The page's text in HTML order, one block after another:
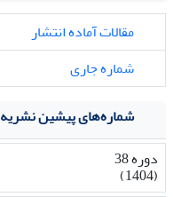
مقالات آماده انتشار
شماره جاری
شماره‌های پیشین نشریه
دوره 38
(1404)